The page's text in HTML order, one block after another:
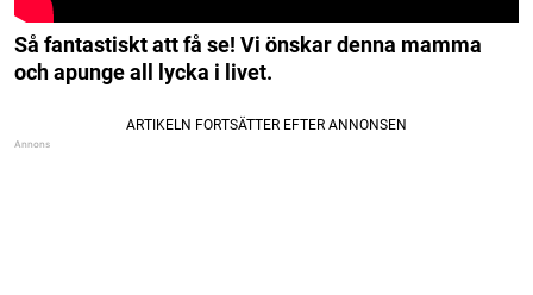
Så fantastiskt att få se! Vi önskar denna mamma
och apunge all lycka i livet.